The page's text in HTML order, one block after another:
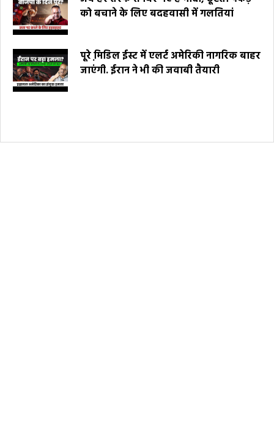
को बचाने के लिए बदहवासी में गलतियां
पूरे मि़डिल ईस्ट में एलर्ट अमेरिकी नागरिक बाहर
जाएंगी. ईरान ने भी की जवाबी तैयारी